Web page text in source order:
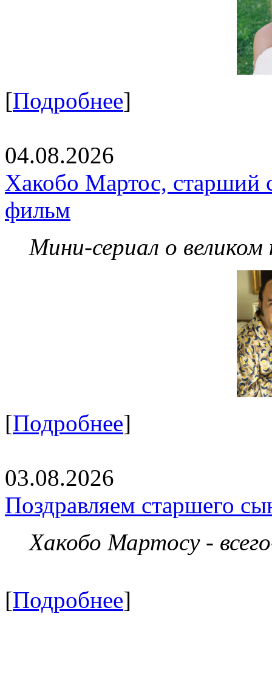
[Подробнее]
04.08.2026
Хакобо Мартос, старший
фильм
Мини-сериал о великом
[Подробнее]
03.08.2026
Поздравляем старшего
Хакобо Мартосу -
[Подробнее]